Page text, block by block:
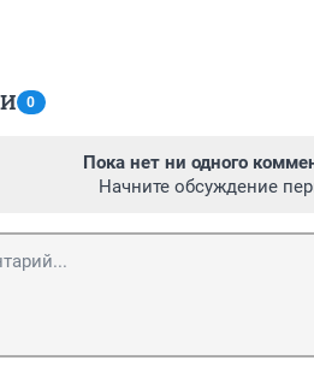
0
Пока нет ни одного
Начните обсуждение